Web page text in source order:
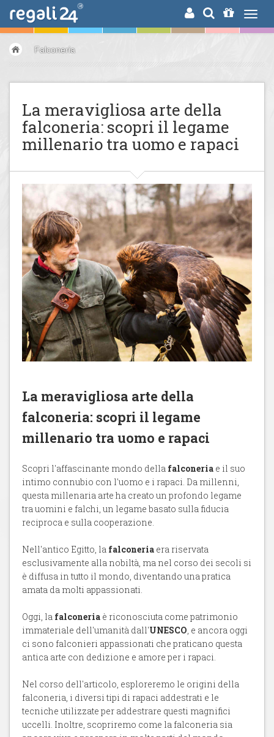
RICERCA
Falconeria
La meravigliosa arte della
falconeria: scopri il legame
millenario tra uomo e rapaci
La meravigliosa arte della
falconeria: scopri il legame
millenario tra uomo e rapaci
Scopri l'affascinante mondo della falconeria e il suo
intimo connubio con l'uomo e i rapaci. Da millenni,
questa millenaria arte ha creato un profondo legame
tra uomini e falchi, un legame basato sulla fiducia
reciproca e sulla cooperazione.
Nell'antico Egitto, la falconeria era riservata
esclusivamente alla nobiltà, ma nel corso dei secoli si
è diffusa in tutto il mondo, diventando una pratica
amata da molti appassionati.
Oggi, la falconeria è riconosciuta come patrimonio
immateriale dell'umanità dall'UNESCO , e ancora oggi
ci sono falconieri appassionati che praticano questa
antica arte con dedizione e amore per i rapaci.
Nel corso dell'articolo, esploreremo le origini della
falconeria, i diversi tipi di rapaci addestrati e le
tecniche utilizzate per addestrare questi magnifici
uccelli. Inoltre, scopriremo come la falconeria sia